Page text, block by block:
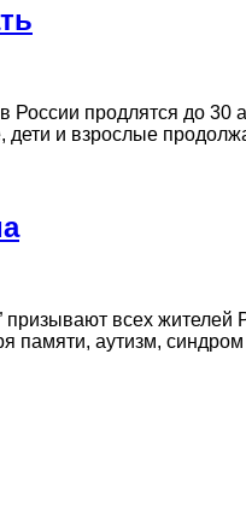
продлятся до 30
дети и взрослые
всех жителей
аутизм,